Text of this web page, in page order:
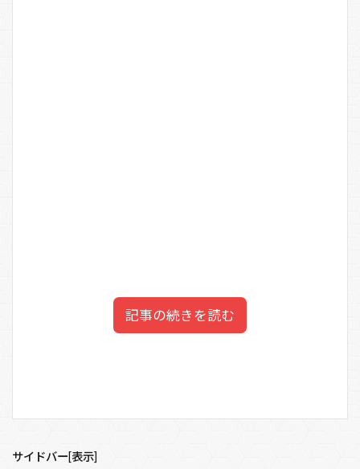
記事の続きを読む
1 平林都（マナー講師）の指導が炎上
サイドバー[表示]